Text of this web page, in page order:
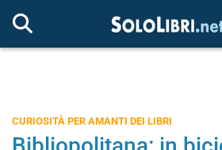
CURIOSITÀ PER AMANTI DEI LIBRI